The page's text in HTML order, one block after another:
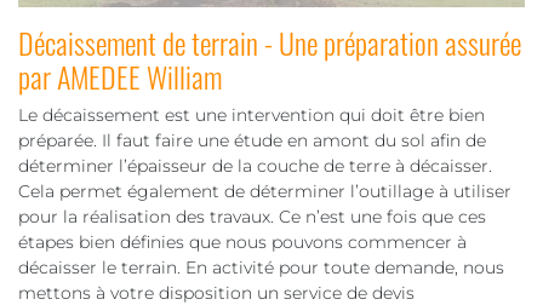
Décaissement de terrain - Une préparation assurée
par AMEDEE William
Le décaissement est une intervention qui doit être bien
préparée. Il faut faire une étude en amont du sol afin de
déterminer l’épaisseur de la couche de terre à décaisser.
Cela permet également de déterminer l’outillage à utiliser
pour la réalisation des travaux. Ce n’est une fois que ces
étapes bien définies que nous pouvons commencer à
décaisser le terrain. En activité pour toute demande, nous
mettons à votre disposition un service de devis